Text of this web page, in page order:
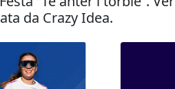
da Crazy Idea.